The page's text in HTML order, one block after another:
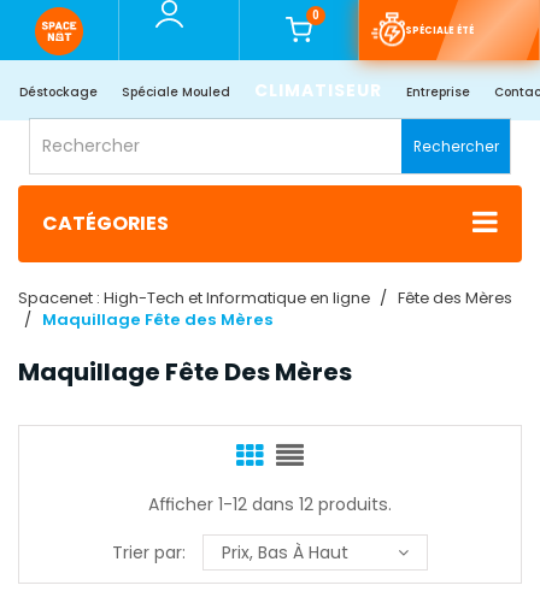
0
SPÉCIALE ÉTÉ
Déstockage Spéciale Mouled CLIMATISEUR Entreprise
Rechercher
CATÉGORIES
Spacenet : High-Tech et Informatique en ligne
Fête des Mères
Maquillage Fête des Mères
Maquillage Fête Des Mères
Afficher 1-12 dans 12 produits.
Trier par:
Prix, Bas À Haut